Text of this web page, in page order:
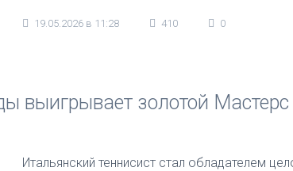
19.05.2026 в 11:28 410 0
выигрывает золотой Мастерс
Итальянский теннисист стал обладателем